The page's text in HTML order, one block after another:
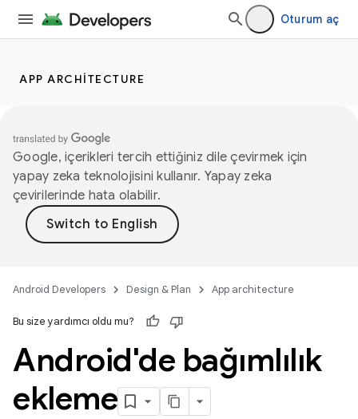
Oturum aç
APP ARCHITECTURE
Google, içerikleri tercih ettiğiniz dile çevirmek için
yapay zeka teknolojisini kullanır. Yapay zeka
çevirilerinde hata olabilir.
Android Developers Design & Plan App architecture
Bu size yardımcı oldu mu?
Android'de bağımlılık
ekleme